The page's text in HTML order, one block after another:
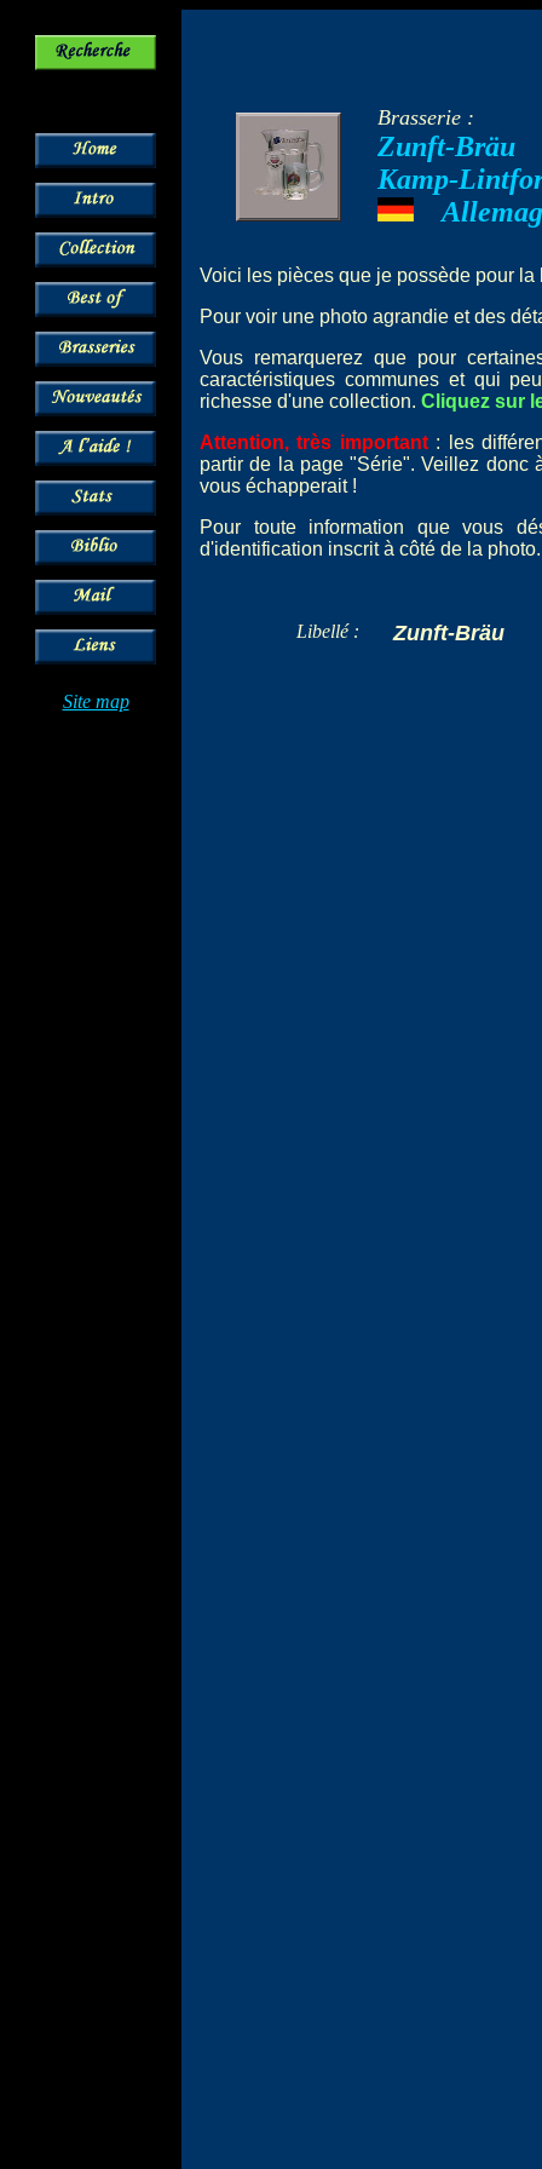
Site map
Brasserie :
Zunft-Bräu
Kamp-
Voici les pièces que je possède pour
Pour voir une photo agrandie et des
Vous remarquerez que pour
caractéristiques communes et qui
richesse d'une collection. Cliquez sur
Attention, très important: les
partir de la page "Série". Veillez donc
vous échapperait !
Pour toute information que vous
d'identification inscrit à côté de la photo.
Libellé : Zunft-Bräu